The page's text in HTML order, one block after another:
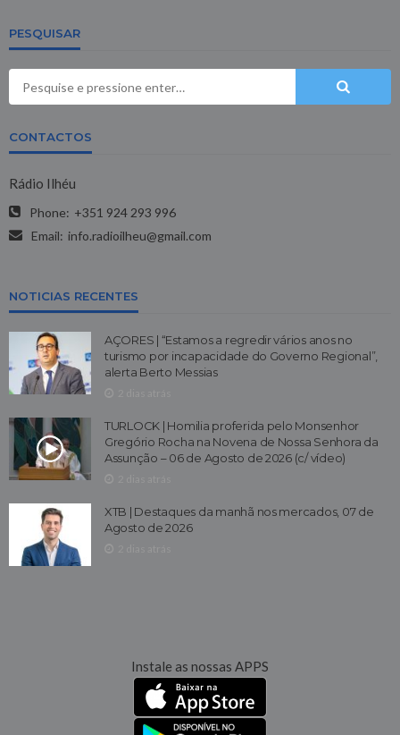
PESQUISAR
CONTACTOS
Rádio Ilhéu
Phone: +351 924 293 996
Email: info.radioilheu@gmail.com
NOTICIAS RECENTES
AÇORES | “Estamos a regredir vários anos no
turismo por incapacidade do Governo Regional”,
alerta Berto Messias
TURLOCK | Homilia proferida pelo Monsenhor
Gregório Rocha na Novena de Nossa Senhora da
Assunção – 06 de Agosto de 2026 (c/ vídeo)
XTB | Destaques da manhã nos mercados, 07 de
Agosto de 2026
Instale as nossas APPS